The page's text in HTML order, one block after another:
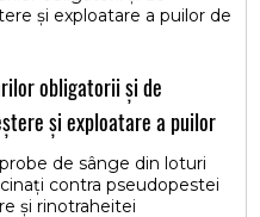
canine, datorită
grași omega-3 și
hipolipidic
hepatobiliare și la
terapeutică
progresiei
complicațiilor
obligatorii și de
și exploatare a puilor
de sânge din loturi
contra pseudopestei
și rinotraheitei